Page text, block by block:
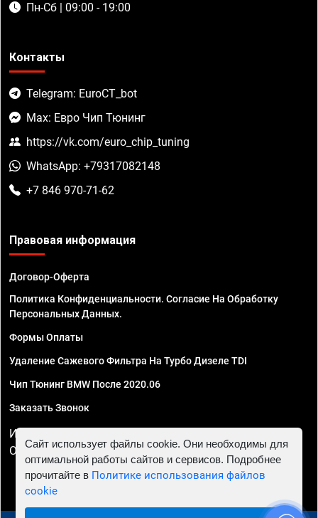
Пн-Сб | 09:00 - 19:00
Контакты
Telegram: EuroCT_bot
Max: Евро Чип Тюнинг
https://vk.com/euro_chip_tuning
WhatsApp: +79317082148
+7 846 970-71-62
Правовая информация
Договор-Оферта
Политика Конфиденциальности. Согласие На Обработку
Персональных Данных.
Формы Оплаты
Удаление Сажевого Фильтра На Турбо Дизеле TDI
Чип Тюнинг BMW После 2020.06
Заказать Звонок
ИП Смирнов Георгий Павлович. ИНН 781302555843,
ОГРНИП 324470400032610
Сайт использует файлы cookie. Они необходимы для
оптимальной работы сайтов и сервисов. Подробнее
прочитайте в Политике использования файлов
cookie